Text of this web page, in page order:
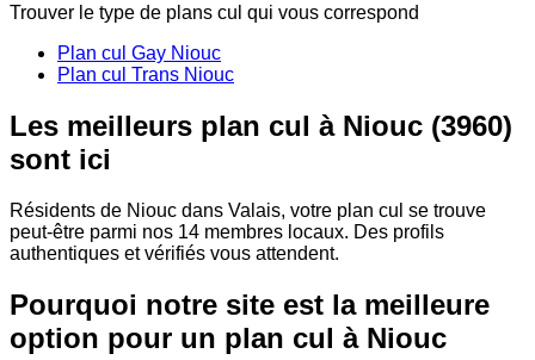
Trouver le type de plans cul qui vous correspond
Plan cul Gay Niouc
Plan cul Trans Niouc
Les meilleurs plan cul à Niouc (3960)
sont ici
Résidents de Niouc dans Valais, votre plan cul se trouve
peut-être parmi nos 14 membres locaux. Des profils
authentiques et vérifiés vous attendent.
Pourquoi notre site est la meilleure
option pour un plan cul à Niouc